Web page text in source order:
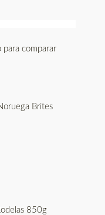
para comparar
Brites
850g